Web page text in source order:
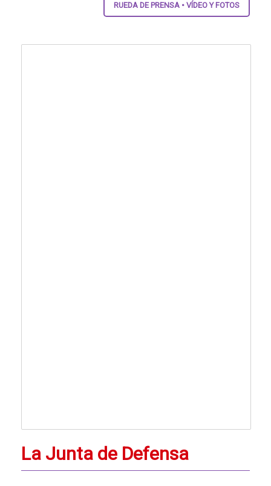
RUEDA DE PRENSA • VÍDEO Y FOTOS
La Junta de Defensa